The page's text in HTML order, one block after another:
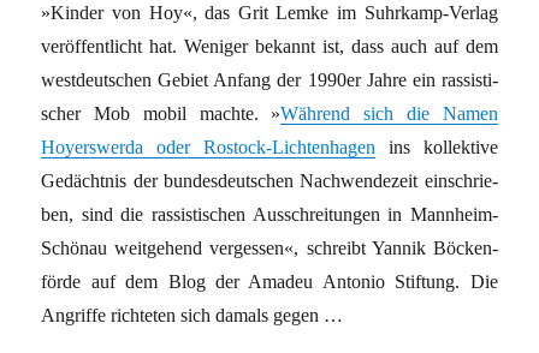
»Kin­der von Hoy«, das Grit Lem­ke im Suhr­kamp-Ver­lag
ver­öf­fent­licht hat. Weni­ger bekannt ist, dass auch auf dem
west­deut­schen Gebiet Anfang der 1990er Jah­re ein ras­sis­ti­
scher Mob mobil mach­te. »Wäh­rend sich die Namen
Hoyers­wer­da oder Ros­tock-Lich­ten­ha­gen ins kol­lek­ti­ve
Gedächt­nis der bun­des­deut­schen Nach­wen­de­zeit ein­schrie­
ben, sind die ras­sis­ti­schen Aus­schrei­tun­gen in Mann­heim-
Schö­nau weit­ge­hend ver­ges­sen«, schreibt Yan­nik Böcken­
för­de auf dem Blog der Ama­deu Anto­nio Stif­tung. Die
Angrif­fe rich­te­ten sich damals gegen …